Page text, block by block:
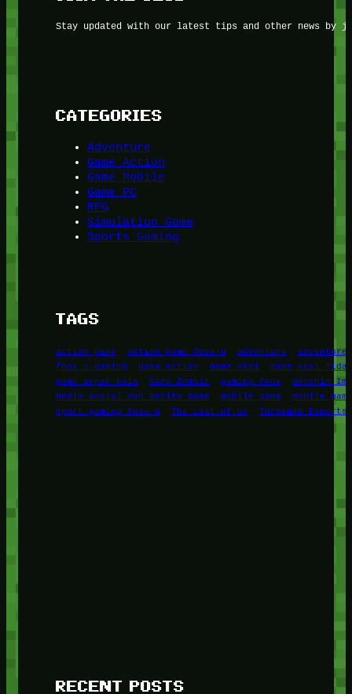
Stay updated with our latest tips and other news by
CATEGORIES
Adventure
Game Action
Game Mobile
Game PC
RPG
Simulation Game
Sports Gaming
TAGS
action game action game foox-u adventure
adventure
foox u gaming
game action Game Aksi
Game Aksi Tidak
game sepak bola
Game Zombie gaming foox
Genshin
Media Sosial dan Berita Game
mobile game
mobile
sport gaming foox u
The Last of Us Turnamen Esports
RECENT POSTS